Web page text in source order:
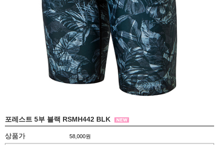
포레스트 5부 블랙 RSMH442 BLK
상품가 58,000원